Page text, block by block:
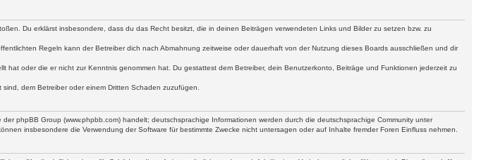
Du erklärst insbesondere, dass du das Recht besitzt, die in deinen Beiträgen verwendeten Links und Bilder zu setzen bzw. zu
Regeln kann der Betreiber dich nach Abmahnung zeitweise oder dauerhaft von der Nutzung dieses Boards ausschließen und dir
oder die er nicht zur Kenntnis genommen hat. Du gestattest dem Betreiber, dein Benutzerkonto, Beiträge und Funktionen jederzeit zu
dem Betreiber oder einem Dritten Schaden zuzufügen.
phpBB Group (www.phpbb.com) handelt; deutschsprachige Informationen werden durch die deutschsprachige Community unter
insbesondere die Verwendung der Software für bestimmte Zwecke nicht untersagen oder auf Inhalte fremder Foren Einfluss nehmen.